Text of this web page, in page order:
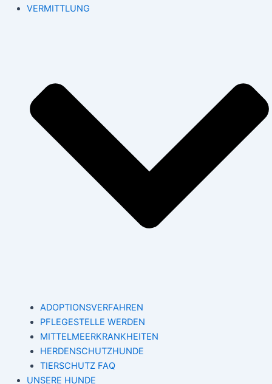
VERMITTLUNG
ADOPTIONSVERFAHREN
PFLEGESTELLE WERDEN
MITTELMEERKRANKHEITEN
HERDENSCHUTZHUNDE
TIERSCHUTZ FAQ
UNSERE HUNDE